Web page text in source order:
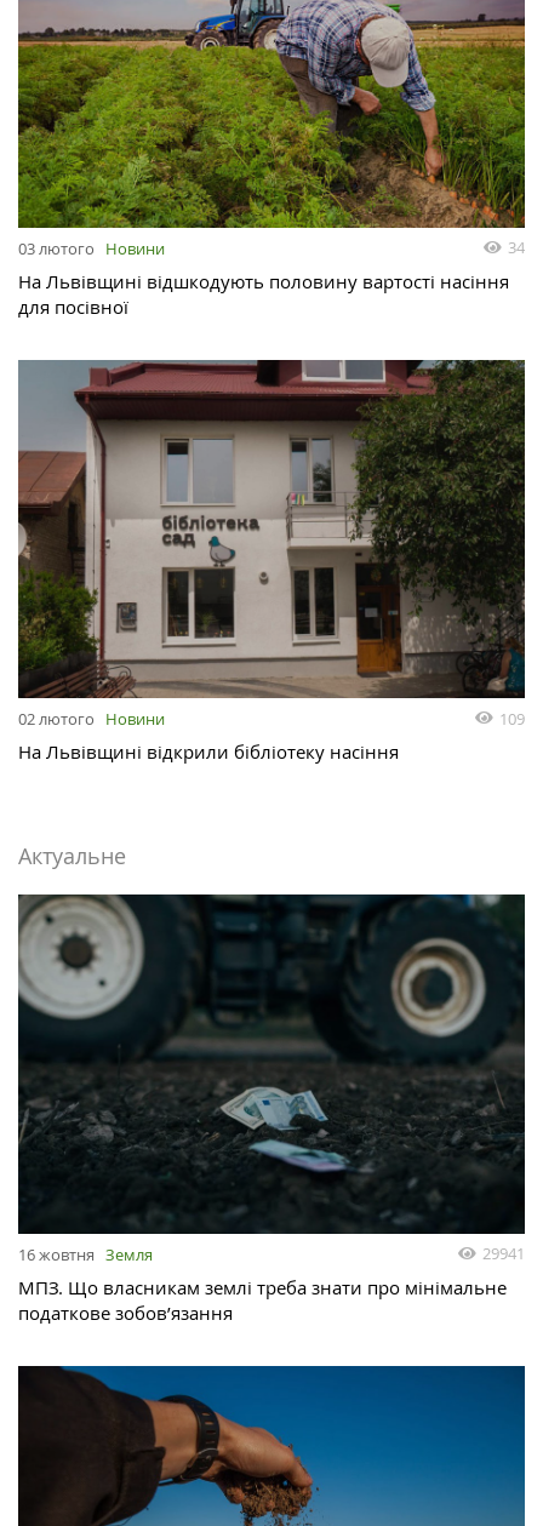
03 лютого Новини 34
На Львівщині відшкодують половину вартості насіння
для посівної
02 лютого Новини 109
На Львівщині відкрили бібліотеку насіння
Актуальне
16 жовтня Земля 29941
МПЗ. Що власникам землі треба знати про мінімальне
податкове зобов’язання